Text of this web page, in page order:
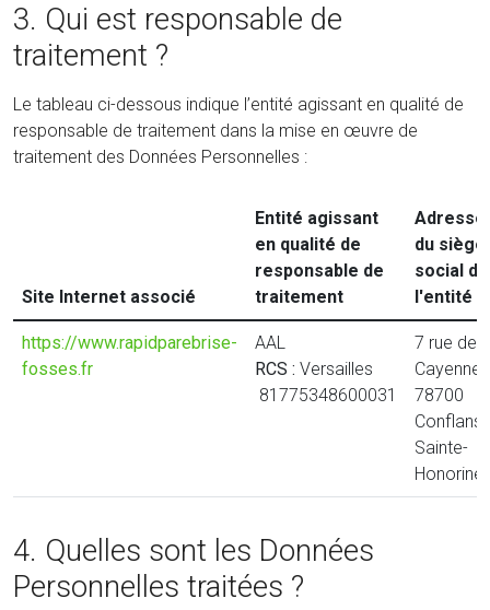
3. Qui est responsable de
traitement ?
Le tableau ci-dessous indique l’entité agissant en qualité de
responsable de traitement dans la mise en œuvre de
traitement des Données Personnelles :
Site Internet associé
Entité agissant
en qualité de
responsable de
traitement
Adresse
du siège
social de
l'entité
https://www.rapidparebrise-
fosses.fr
AAL
RCS : Versailles
81775348600031
7 rue des
Cayennes
78700
Conflans-
Sainte-
Honorine
4. Quelles sont les Données
Personnelles traitées ?